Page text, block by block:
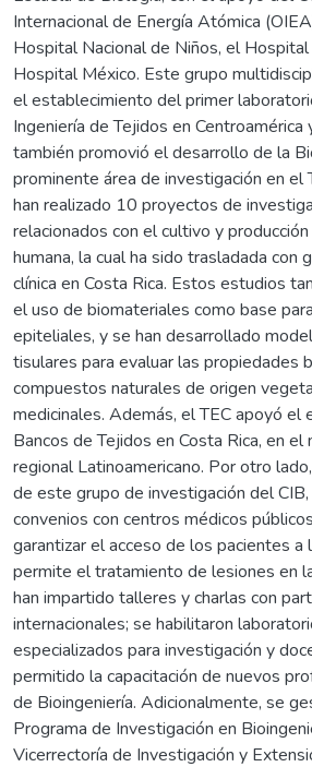
Internacional de Energía Atómica
Hospital Nacional de Niños, el Hospital
Hospital México. Este grupo
el establecimiento del primer
Ingeniería de Tejidos en Centroamérica
también promovió el desarrollo de la
prominente área de investigación en el
han realizado 10 proyectos de
relacionados con el cultivo y
humana, la cual ha sido trasladada con
clínica en Costa Rica. Estos estudios
el uso de biomateriales como base
epiteliales, y se han desarrollado
tisulares para evaluar las propiedades
compuestos naturales de origen
medicinales. Además, el TEC apoyó el
Bancos de Tejidos en Costa Rica, en
regional Latinoamericano. Por otro
de este grupo de investigación del
convenios con centros médicos
garantizar el acceso de los pacientes a
permite el tratamiento de lesiones en
han impartido talleres y charlas con
internacionales; se habilitaron
especializados para investigación y
permitido la capacitación de nuevos
de Bioingeniería. Adicionalmente, se
Programa de Investigación en
Vicerrectoría de Investigación y